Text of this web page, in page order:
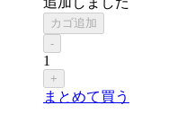
カゴ追加
-
1
+
まとめて買う